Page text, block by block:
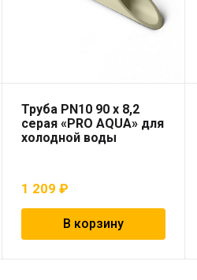
Труба PN10 90 x 8,2
серая «PRO AQUA» для
холодной воды
1 209₽
В корзину